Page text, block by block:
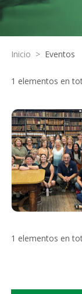
Inicio > Eventos
1 elementos en
1 elementos en